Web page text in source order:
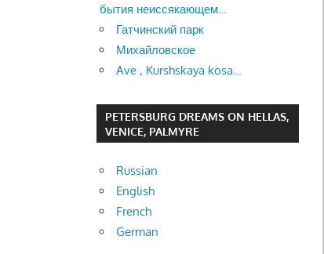
бытия неиссякающем…
Гатчинский парк
Михайловское
Ave , Kurshskaya kosa…
PETERSBURG DREAMS ON HELLAS,
VENICE, PALMYRE
Russian
English
French
German